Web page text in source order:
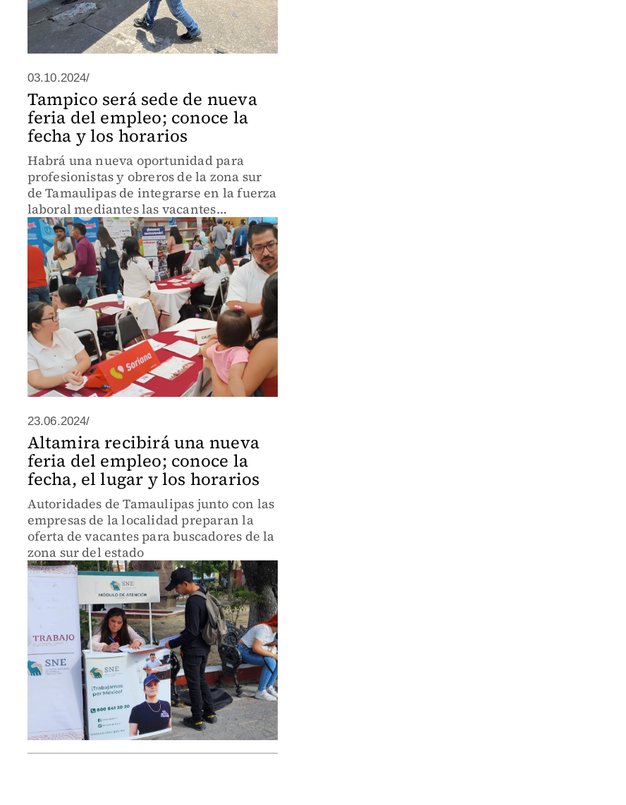
03.10.2024/
Tampico será sede de nueva
feria del empleo; conoce la
fecha y los horarios
Habrá una nueva oportunidad para
profesionistas y obreros de la zona sur
de Tamaulipas de integrarse en la fuerza
laboral mediantes las vacantes
disponibles
23.06.2024/
Altamira recibirá una nueva
feria del empleo; conoce la
fecha, el lugar y los horarios
Autoridades de Tamaulipas junto con las
empresas de la localidad preparan la
oferta de vacantes para buscadores de la
zona sur del estado